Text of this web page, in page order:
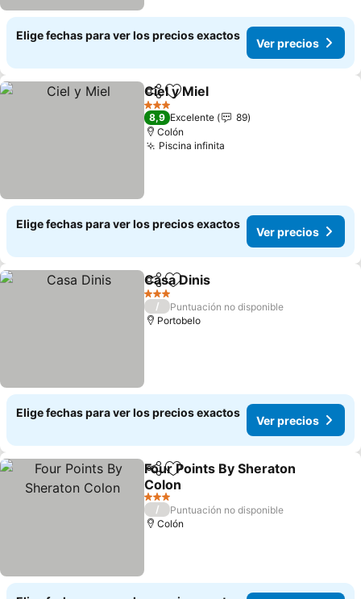
Elige fechas para ver los precios exactos
Ver precios
CompartirAgregar a favoritos
Ciel y Miel
3 Estrellas
8,9 Excelente
89
Colón
Piscina infinita
Elige fechas para ver los precios exactos
Ver precios
CompartirAgregar a favoritos
Casa Dinis
3 Estrellas
/
Puntuación no disponible
Portobelo
Elige fechas para ver los precios exactos
Ver precios
CompartirAgregar a favoritos
Four Points By Sheraton
Colon
3 Estrellas
/
Puntuación no disponible
Colón